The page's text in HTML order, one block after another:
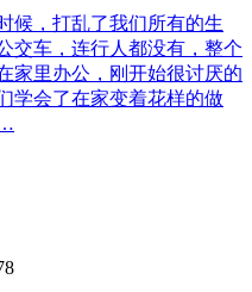
候，打乱了我们所有的生
交车，连行人都没有，整个
家里办公，刚开始很讨厌的
学会了在家变着花样的做